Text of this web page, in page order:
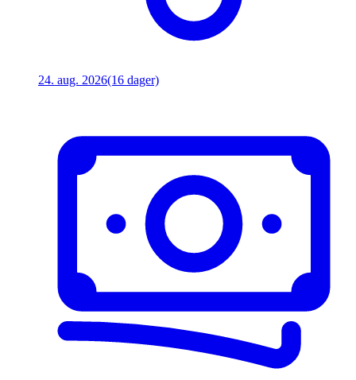
24. aug. 2026(16 dager)